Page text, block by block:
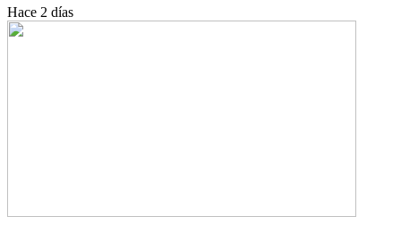
Hace 2 días